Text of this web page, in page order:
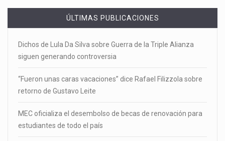
ÚLTIMAS PUBLICACIONES
Dichos de Lula Da Silva sobre Guerra de la Triple Alianza
siguen generando controversia
“Fueron unas caras vacaciones” dice Rafael Filizzola sobre
retorno de Gustavo Leite
MEC oficializa el desembolso de becas de renovación para
estudiantes de todo el país